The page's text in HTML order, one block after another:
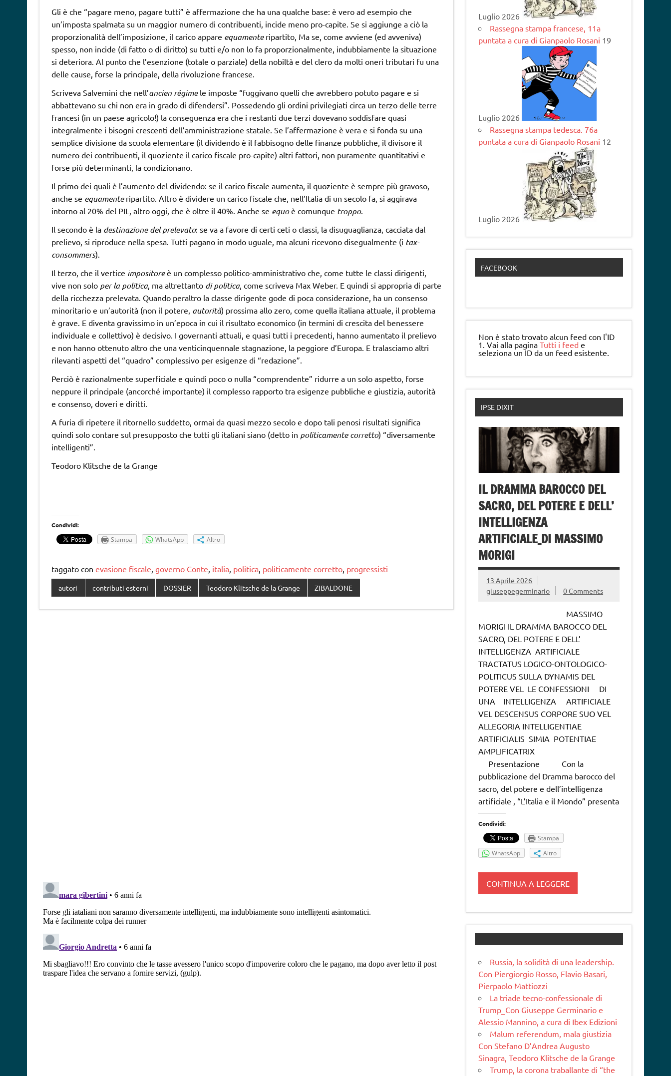
Gli è che “pagare meno, pagare tutti” è affermazione che ha una qualche base: è vero ad esempio che
un’imposta spalmata su un maggior numero di contribuenti, incide meno pro-capite. Se si aggiunge a ciò la
proporzionalità dell’imposizione, il carico appare equamenteripartito, Ma se, come avviene (ed avveniva)
spesso, non incide (di fatto o di diritto) su tutti e/o non lo fa proporzionalmente, indubbiamente la situazione
si deteriora. Al punto che l’esenzione (totale o parziale) della nobiltà e del clero da molti oneri tributari fu una
delle cause, forse la principale, della rivoluzione francese.
Scriveva Salvemini che nell’ancien régimele imposte “fuggivano quelli che avrebbero potuto pagare e si
abbattevano su chi non era in grado di difendersi”. Possedendo gli ordini privilegiati circa un terzo delle terre
francesi (in un paese agricolo!) la conseguenza era che i restanti due terzi dovevano soddisfare quasi
integralmente i bisogni crescenti dell’amministrazione statale. Se l’affermazione è vera e si fonda su una
semplice divisione da scuola elementare (il dividendo è il fabbisogno delle finanze pubbliche, il divisore il
numero dei contribuenti, il quoziente il carico fiscale pro-capite) altri fattori, non puramente quantitativi e
forse più determinanti, la condizionano.
Il primo dei quali è l’aumento del dividendo: se il carico fiscale aumenta, il quoziente è sempre più gravoso,
anche se equamenteripartito. Altro è dividere un carico fiscale che, nell’Italia di un secolo fa, si aggirava
intorno al 20% del PIL, altro oggi, che è oltre il 40%. Anche se equoè comunque troppo.
Il secondo è la destinazione del prelevato: se va a favore di certi ceti o classi, la disuguaglianza, cacciata dal
prelievo, si riproduce nella spesa. Tutti pagano in modo uguale, ma alcuni ricevono disegualmente (i tax-
consommers).
Il terzo, che il vertice impositoreè un complesso politico-amministrativo che, come tutte le classi dirigenti,
vive non solo per la politica, ma altrettanto di politica, come scriveva Max Weber. E quindi si appropria di parte
della ricchezza prelevata. Quando peraltro la classe dirigente gode di poca considerazione, ha un consenso
minoritario e un’autorità (non il potere, autorità) prossima allo zero, come quella italiana attuale, il problema
è grave. E diventa gravissimo in un’epoca in cui il risultato economico (in termini di crescita del benessere
individuale e collettivo) è decisivo. I governanti attuali, e quasi tutti i precedenti, hanno aumentato il prelievo
e non hanno ottenuto altro che una venticinquennale stagnazione, la peggiore d’Europa. E tralasciamo altri
rilevanti aspetti del “quadro” complessivo per esigenze di “redazione”.
Perciò è razionalmente superficiale e quindi poco o nulla “comprendente” ridurre a un solo aspetto, forse
neppure il principale (ancorché importante) il complesso rapporto tra esigenze pubbliche e giustizia, autorità
e consenso, doveri e diritti.
A furia di ripetere il ritornello suddetto, ormai da quasi mezzo secolo e dopo tali penosi risultati significa
quindi solo contare sul presupposto che tutti gli italiani siano (detto in politicamente corretto) “diversamente
intelligenti”.
Teodoro Klitsche de la Grange
Condividi:
Stampa WhatsApp Altro
taggato con evasione fiscale, governo Conte, italia, politica, politicamente corretto, progressisti
autori contributi esterni DOSSIER Teodoro Klitsche de la Grange ZIBALDONE
Luglio 2026
Rassegna stampa francese, 11a
puntata a cura di Gianpaolo Rosani 19
Luglio 2026
Rassegna stampa tedesca. 76a
puntata a cura di Gianpaolo Rosani 12
Luglio 2026
FACEBOOK
Non è stato trovato alcun feed con l'ID
1. Vai alla paginaTutti i feed e
seleziona un ID da un feed esistente.
IPSE DIXIT
IL DRAMMA BAROCCO DEL
SACRO, DEL POTERE E DELL’
INTELLIGENZA
ARTIFICIALE_DI MASSIMO
MORIGI
13 Aprile 2026
giuseppegerminario
0 Comments
MASSIMO
MORIGI IL DRAMMA BAROCCO DEL
SACRO, DEL POTERE E DELL’
INTELLIGENZA ARTIFICIALE
TRACTATUS LOGICO-ONTOLOGICO-
POLITICUS SULLA DYNAMIS DEL
POTERE VEL LE CONFESSIONI DI
UNA INTELLIGENZA ARTIFICIALE
VEL DESCENSUS CORPORE SUO VEL
ALLEGORIA INTELLIGENTIAE
ARTIFICIALIS SIMIA POTENTIAE
AMPLIFICATRIX
Presentazione Con la
pubblicazione del Dramma barocco del
sacro, del potere e dell’intelligenza
artificiale , “L’Italia e il Mondo” presenta
Condividi:
Stampa
WhatsApp
Altro
CONTINUA A LEGGERE
Russia, la solidità di una leadership.
Con Piergiorgio Rosso, Flavio Basari,
Pierpaolo Mattiozzi
La triade tecno-confessionale di
Trump_Con Giuseppe Germinario e
Alessio Mannino, a cura di Ibex Edizioni
Malum referendum, mala giustizia
Con Stefano D’Andrea Augusto
Sinagra, Teodoro Klitsche de la Grange
Trump, la corona traballante di “the